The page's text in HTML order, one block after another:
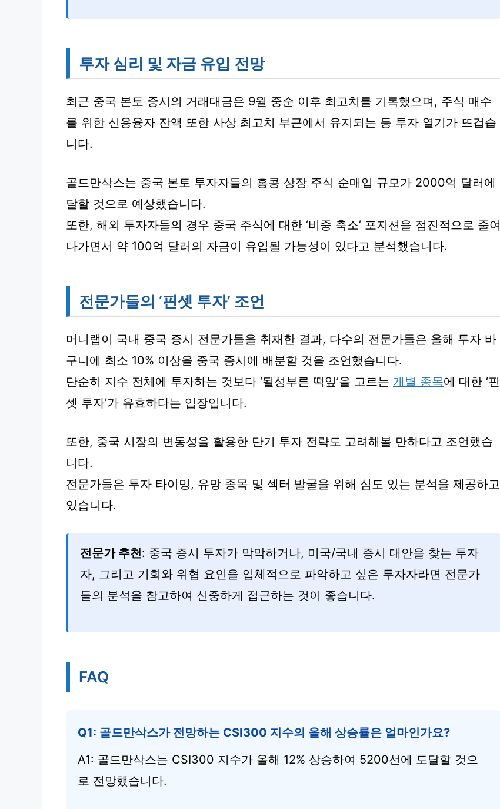
투자 심리 및 자금 유입 전망
최근 중국 본토 증시의 거래대금은 9월 중순 이후 최고치를 기록했으며, 주식 매수
를 위한 신용융자 잔액 또한 사상 최고치 부근에서 유지되는 등 투자 열기가 뜨겁습
니다.
골드만삭스는 중국 본토 투자자들의 홍콩 상장 주식 순매입 규모가 2000억 달러에
달할 것으로 예상했습니다.
또한, 해외 투자자들의 경우 중국 주식에 대한 ‘비중 축소’ 포지션을 점진적으로 줄여
나가면서 약 100억 달러의 자금이 유입될 가능성이 있다고 분석했습니다.
전문가들의 ‘핀셋 투자’ 조언
머니랩이 국내 중국 증시 전문가들을 취재한 결과, 다수의 전문가들은 올해 투자 바
구니에 최소 10% 이상을 중국 증시에 배분할 것을 조언했습니다.
단순히 지수 전체에 투자하는 것보다 ‘될성부른 떡잎’을 고르는 개별 종목에 대한 ‘핀
셋 투자’가 유효하다는 입장입니다.
또한, 중국 시장의 변동성을 활용한 단기 투자 전략도 고려해볼 만하다고 조언했습
니다.
전문가들은 투자 타이밍, 유망 종목 및 섹터 발굴을 위해 심도 있는 분석을 제공하고
있습니다.
전문가 추천: 중국 증시 투자가 막막하거나, 미국/국내 증시 대안을 찾는 투자
자, 그리고 기회와 위협 요인을 입체적으로 파악하고 싶은 투자자라면 전문가
들의 분석을 참고하여 신중하게 접근하는 것이 좋습니다.
FAQ
Q1: 골드만삭스가 전망하는 CSI300 지수의 올해 상승률은 얼마인가요?
A1: 골드만삭스는 CSI300 지수가 올해 12% 상승하여 5200선에 도달할 것으
로 전망했습니다.